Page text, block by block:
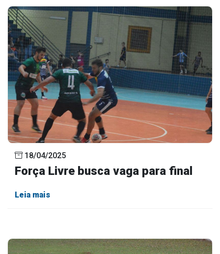
18/04/2025
Força Livre busca vaga para final
Leia mais